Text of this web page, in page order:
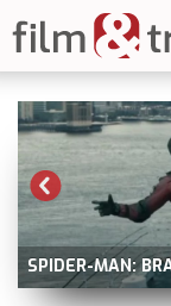
BATTLE OF OSLO
og dvd